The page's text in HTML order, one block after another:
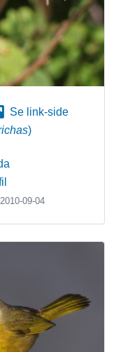
Se link-side
)
2010-09-04